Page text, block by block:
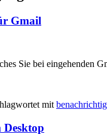
Gmail
Sie bei eingehenden
mit
Desktop